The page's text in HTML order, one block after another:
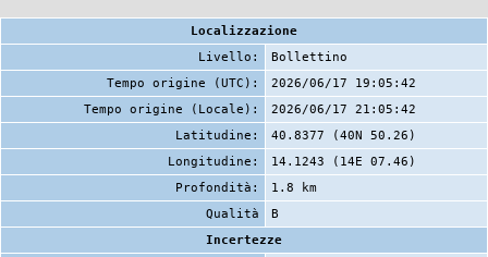
Localizzazione
Livello:
Bollettino
Tempo origine (UTC):
2026/06/17 19:05:42
Tempo origine (Locale):
2026/06/17 21:05:42
Latitudine:
40.8377 (40N 50.26)
Longitudine:
14.1243 (14E 07.46)
Profondità:
1.8 km
Qualità
B
Incertezze